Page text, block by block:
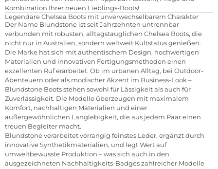
Kombination Ihrer neuen Lieblings-Boots!
Legendäre Chelsea Boots mit unverwechselbarem Charakter
Der Name Blundstone ist seit Jahrzehnten untrennbar
verbunden mit robusten, alltagstauglichen Chelsea Boots, die
nicht nur in Australien, sondern weltweit Kultstatus genießen.
Die Marke hat sich mit authentischem Design, hochwertigen
Materialien und innovativen Fertigungsmethoden einen
exzellenten Ruf erarbeitet. Ob im urbanen Alltag, bei Outdoor-
Abenteuern oder als modischer Akzent im Business-Look –
Blundstone Boots stehen sowohl für Lässigkeit als auch für
Zuverlässigkeit. Die Modelle überzeugen mit maximalem
Komfort, nachhaltigen Materialien und einer
außergewöhnlichen Langlebigkeit, die aus jedem Paar einen
treuen Begleiter macht.
Blundstone verarbeitet vorrangig feinstes Leder, ergänzt durch
innovative Synthetikmaterialien, und legt Wert auf
umweltbewusste Produktion – was sich auch in den
ausgezeichneten Nachhaltigkeits-Badges zahlreicher Modelle